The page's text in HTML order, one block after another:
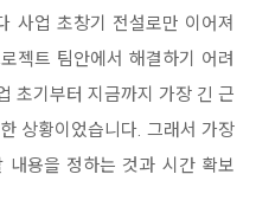
사업 초창기 전설로만 이어져
젝트 팀안에서 해결하기 어려
초기부터 지금까지 가장 긴 근
상황이었습니다. 그래서 가장
내용을 정하는 것과 시간 확보